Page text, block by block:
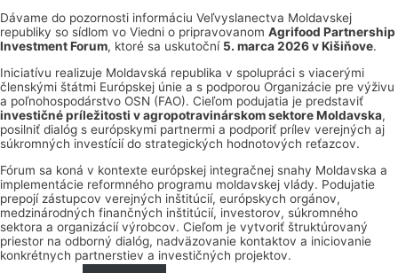
Dávame do pozornosti informáciu Veľvyslanectva Moldavskej
republiky so sídlom vo Viedni o pripravovanom Agrifood Partnership
Investment Forum, ktoré sa uskutoční 5. marca 2026 v Kišiňove.
Iniciatívu realizuje Moldavská republika v spolupráci s viacerými
členskými štátmi Európskej únie a s podporou Organizácie pre výživu
a poľnohospodárstvo OSN (FAO). Cieľom podujatia je predstaviť
investičné príležitosti v agropotravinárskom sektore Moldavska,
posilniť dialóg s európskymi partnermi a podporiť prílev verejných aj
súkromných investícií do strategických hodnotových reťazcov.
Fórum sa koná v kontexte európskej integračnej snahy Moldavska a
implementácie reformného programu moldavskej vlády. Podujatie
prepojí zástupcov verejných inštitúcií, európskych orgánov,
medzinárodných finančných inštitúcií, investorov, súkromného
sektora a organizácií výrobcov. Cieľom je vytvoriť štruktúrovaný
priestor na odborný dialóg, nadväzovanie kontaktov a iniciovanie
konkrétnych partnerstiev a investičných projektov.